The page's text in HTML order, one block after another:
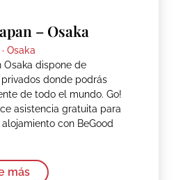
– Osaka
Osaka
Osaka dispone de
donde podrás
de todo el mundo. Go!
asistencia gratuita para
con BeGood
más